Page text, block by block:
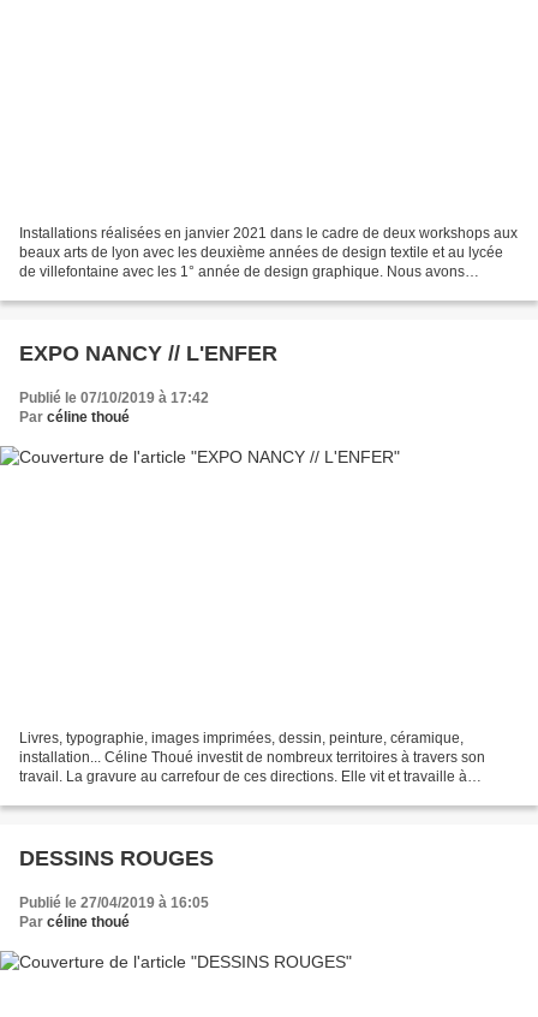
Installations réalisées en janvier 2021 dans le cadre de deux workshops aux
beaux arts de lyon avec les deuxième années de design textile et au lycée
de villefontaine avec les 1° année de design graphique. Nous avons
EXPO NANCY // L'ENFER
Publié le 07/10/2019 à 17:42
Par céline thoué
Livres, typographie, images imprimées, dessin, peinture, céramique,
installation... Céline Thoué investit de nombreux territoires à travers son
travail. La gravure au carrefour de ces directions. Elle vit et travaille à
DESSINS ROUGES
Publié le 27/04/2019 à 16:05
Par céline thoué